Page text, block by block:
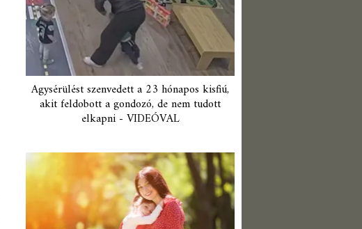
Agysérülést szenvedett a 23 hónapos kisfiú,
akit feldobott a gondozó, de nem tudott
elkapni - VIDEÓVAL